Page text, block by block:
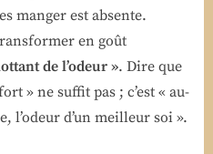
manger est absente.
en goût
de l’odeur ». Dire que
» ne suffit pas ; c’est « au-
d’un meilleur soi ».